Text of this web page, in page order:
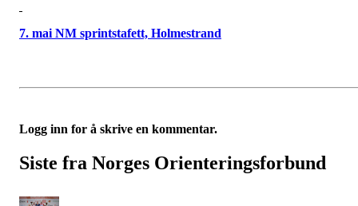
7. mai NM sprintstafett, Holmestrand
Logg inn for å skrive en kommentar.
Siste fra Norges Orienteringsforbund